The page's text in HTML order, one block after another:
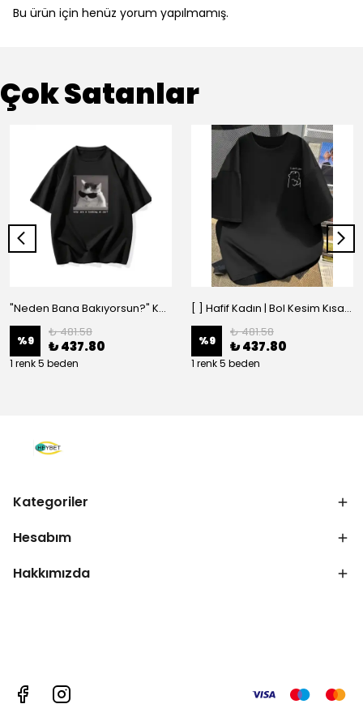
Bu ürün için henüz yorum yapılmamış.
Çok Satanlar
"Neden Bana Bakıyorsun?" Komik Kedi Grafik Tişört - Dijital Baskılı Siyah Bol - Siyah
%9
₺ 481.58
₺ 437.80
1 renk 5 beden
[ ] Hafif Kadın | Bol Kesim Kısa Kollu Yuvarlak Yaka Eğlenceli Karikatür Ayı ve - Siyah
%9
₺ 481.58
₺ 437.80
1 renk 5 beden
Kategoriler
Hesabım
Hakkımızda